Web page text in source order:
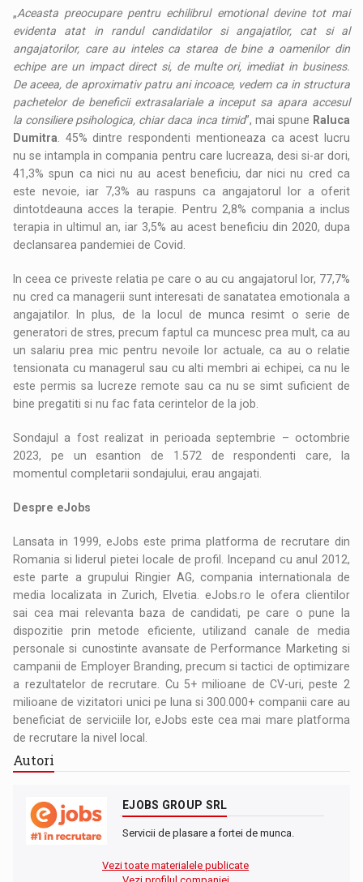
„Aceasta preocupare pentru echilibrul emotional devine tot mai
evidenta atat in randul candidatilor si angajatilor, cat si al
angajatorilor, care au inteles ca starea de bine a oamenilor din
echipe are un impact direct si, de multe ori, imediat in business.
De aceea, de aproximativ patru ani incoace, vedem ca in structura
pachetelor de beneficii extrasalariale a inceput sa apara accesul
la consiliere psihologica, chiar daca inca timid”, mai spune Raluca
Dumitra . 45% dintre respondenti mentioneaza ca acest lucru
nu se intampla in compania pentru care lucreaza, desi si-ar dori,
41,3% spun ca nici nu au acest beneficiu, dar nici nu cred ca
este nevoie, iar 7,3% au raspuns ca angajatorul lor a oferit
dintotdeauna acces la terapie. Pentru 2,8% compania a inclus
terapia in ultimul an, iar 3,5% au acest beneficiu din 2020, dupa
declansarea pandemiei de Covid.
In ceea ce priveste relatia pe care o au cu angajatorul lor, 77,7%
nu cred ca managerii sunt interesati de sanatatea emotionala a
angajatilor. In plus, de la locul de munca resimt o serie de
generatori de stres, precum faptul ca muncesc prea mult, ca au
un salariu prea mic pentru nevoile lor actuale, ca au o relatie
tensionata cu managerul sau cu alti membri ai echipei, ca nu le
este permis sa lucreze remote sau ca nu se simt suficient de
bine pregatiti si nu fac fata cerintelor de la job.
Sondajul a fost realizat in perioada septembrie – octombrie
2023, pe un esantion de 1.572 de respondenti care, la
momentul completarii sondajului, erau angajati.
Despre eJobs
Lansata in 1999, eJobs este prima platforma de recrutare din
Romania si liderul pietei locale de profil. Incepand cu anul 2012,
este parte a grupului Ringier AG, compania internationala de
media localizata in Zurich, Elvetia. eJobs.ro le ofera clientilor
sai cea mai relevanta baza de candidati, pe care o pune la
dispozitie prin metode eficiente, utilizand canale de media
personale si cunostinte avansate de Performance Marketing si
campanii de Employer Branding, precum si tactici de optimizare
a rezultatelor de recrutare. Cu 5+ milioane de CV-uri, peste 2
milioane de vizitatori unici pe luna si 300.000+ companii care au
beneficiat de serviciile lor, eJobs este cea mai mare platforma
de recrutare la nivel local.
Autori
EJOBS GROUP SRL
Servicii de plasare a fortei de munca.
Vezi toate materialele publicate